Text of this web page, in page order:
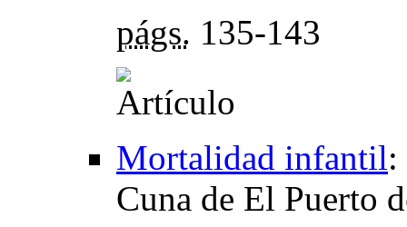
págs. 135-143
Mortalidad infantil:
Cuna de El Puerto